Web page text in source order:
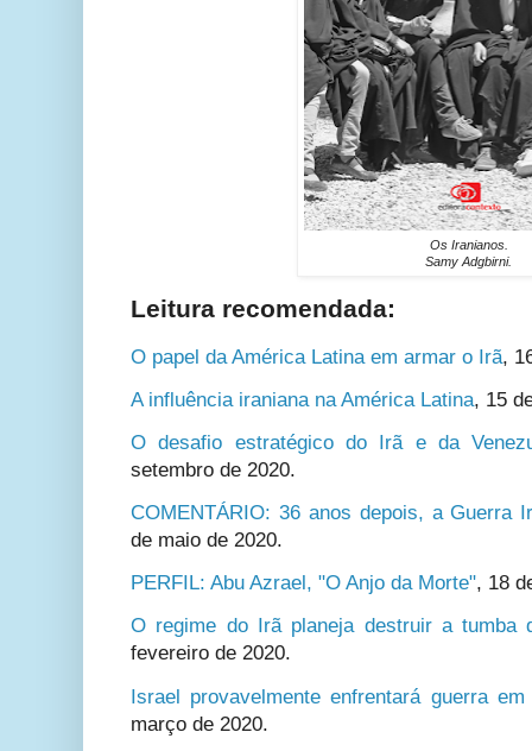
Os Iranianos.
Samy Adgbirni.
Leitura recomendada:
O papel da América Latina em armar o Irã,
A influência iraniana na América Latina, 15
O desafio estratégico do Irã e da
setembro de 2020.
COMENTÁRIO: 36 anos depois, a Guerra
de maio de 2020.
PERFIL: Abu Azrael, "O Anjo da Morte", 18
O regime do Irã planeja destruir a tumba
fevereiro de 2020.
Israel provavelmente enfrentará guerra
março de 2020.